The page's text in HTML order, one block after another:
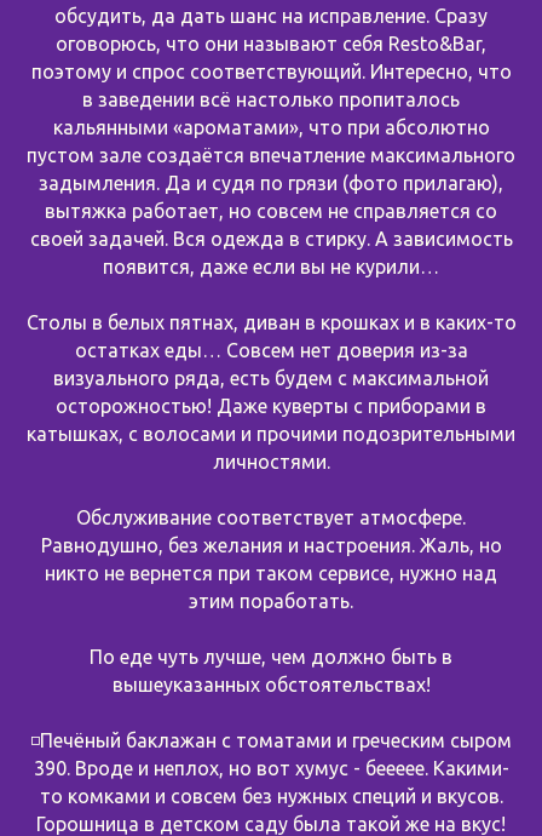
обсудить, да дать шанс на исправление. Сразу
оговорюсь, что они называют себя Resto&Bar,
поэтому и спрос соответствующий. Интересно, что
в заведении всё настолько пропиталось
кальянными «ароматами», что при абсолютно
пустом зале создаётся впечатление максимального
задымления. Да и судя по грязи (фото прилагаю),
вытяжка работает, но совсем не справляется со
своей задачей. Вся одежда в стирку. А зависимость
появится, даже если вы не курили…
Столы в белых пятнах, диван в крошках и в каких-то
остатках еды… Совсем нет доверия из-за
визуального ряда, есть будем с максимальной
осторожностью! Даже куверты с приборами в
катышках, с волосами и прочими подозрительными
личностями.
Обслуживание соответствует атмосфере.
Равнодушно, без желания и настроения. Жаль, но
никто не вернется при таком сервисе, нужно над
этим поработать.
По еде чуть лучше, чем должно быть в
вышеуказанных обстоятельствах!
◽️Печёный баклажан с томатами и греческим сыром
390. Вроде и неплох, но вот хумус - беееее. Какими-
то комками и совсем без нужных специй и вкусов.
Горошница в детском саду была такой же на вкус!